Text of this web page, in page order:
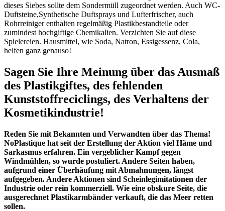
dieses Siebes sollte dem Sondermüll zugeordnet werden. Auch WC-
Duftsteine,Synthetische Duftsprays und Lufterfrischer, auch
Rohrreiniger enthalten regelmäßig Plastikbestandteile oder
zumindest hochgiftige Chemikalien. Verzichten Sie auf diese
Spielereien. Hausmittel, wie Soda, Natron, Essigessenz, Cola,
helfen ganz genauso!
Sagen Sie Ihre Meinung über das Ausmaß
des Plastikgiftes, des fehlenden
Kunststoffreciclings, des Verhaltens der
Kosmetikindustrie!
Reden Sie mit Bekannten und Verwandten über das Thema!
NoPlastique hat seit der Erstellung der Aktion viel Häme und
Sarkasmus erfahren. Ein vergeblicher Kampf gegen
Windmühlen, so wurde postuliert. Andere Seiten haben,
aufgrund einer Überhäufung mit Abmahnungen, längst
aufgegeben. Andere Aktionen sind Scheinlegimitationen der
Industrie oder rein kommerziell. Wie eine obskure Seite, die
ausgerechnet Plastikarmbänder verkauft, die das Meer retten
sollen.